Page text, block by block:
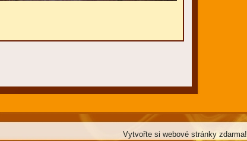
Vytvořte si webové stránky zdarma!